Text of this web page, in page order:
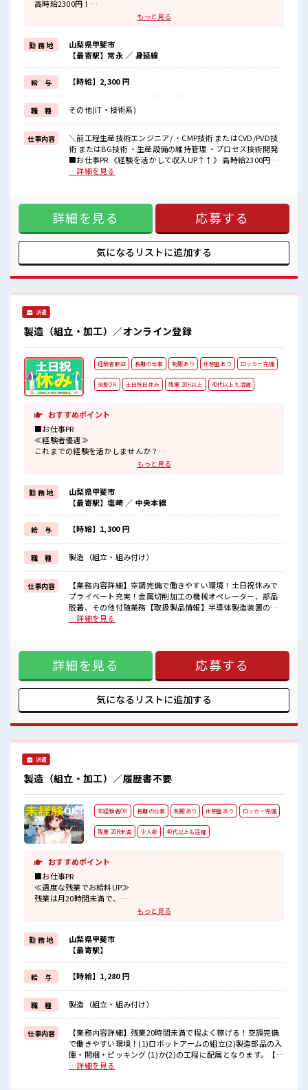
高時給2300円！
経験を活かして働けるのでヤリガイ抜群！
さらにスキルUPしちゃいましょう★
《人気の日勤×土日祝やすみ*》
日勤だけど高時給だから収入も安心！
土日祝休みで友人や家族とも予定が合わせやすい♪
趣味や好きなことにもたくさん使えて、
プライベートも充実★
《通勤なんでもOK*》
車・バイク・自転車など通勤手段はなんでもOK！
無料の駐車場もあります◎
■職場の雰囲気
少人数の職場で働きたい方にオススメ★
毎朝の服装選びがなくてらくちん♪
休憩室・ロッカー完備！
荷物が多くても安心ですね★
もっと見る
勤 務 地
山梨県甲斐市
【最寄駅】常永 ／ 身延線
給 与 【時給】2,300 円
職 種 その他(IT・技術系)
仕事内容
＼前工程生産技術エンジニア/ ・CMP技術 またはCVD/PVD技
術 またはBG技術 ・生産設備の維持管理 ・プロセス技術開発
■お仕事PR 《経験を活かして収入UP↑↑》 高時給2300円！
残業は月20時間未満！ 1日1時間程の残業で無理なくお給料に
日勤だけど高時給だから収入も安心！ 土日祝休みで友人や家
族とも予定が合わせやすい♪ 趣味や好きなことにもたくさん
使えて、 プライベートも充実★ 《通勤なんでもOK*》 車・バ
イク・自転車など通勤手段はなんでもOK！ 無料の駐車場もあ
ります◎ ■職場の雰囲気 少人数の職場で働きたい方にオスス
メ★ 食品会社なのでとても清潔でカイテキに働けます！ 無料
ッカー完備！ 荷物が多くても安心ですね★
…詳細を見る
詳細を見る 応募する
気になるリストに追加する
派遣
製造（組立・加工）／オンライン登録
経験者歓迎 長期の仕事 制服あり 休憩室あり ロッカー完備
染髪OK 土日祝日休み 残業 20H以上 40代以上も活躍
おすすめポイント
■お仕事PR
≪経験者優遇≫
これまでの経験を活かしませんか？
≪残業で稼げる≫
高収入を希望される方にオススメ。
残業は月20時間以上あります♪
≪週休2日制≫
週末は家族や友人と一緒にプライベート満喫！
≪ヘアカラーOKで自由な雰囲気の職場≫
明るすぎたり奇抜でなければ基本的に自由！
(規定有)≪ラクラク制服アリ≫
制服があるので、
毎日の服装の悩み解消♪
≪自分に合った期間で働ける≫
福利厚生が整った派遣のお仕事です！
派手過ぎなければOKだから、
モチベーションもUP！
休憩室で楽しくおしゃべり！
ストレス解消☆
安心してお仕事に集中♪
もっと見る
勤 務 地
山梨県甲斐市
【最寄駅】塩崎 ／ 中央本線
給 与 【時給】1,300 円
職 種 製造（組立・組み付け）
仕事内容
【業務内容詳細】空調完備で働きやすい環境！土日祝休みで
プライベート充実！金属切削加工の機械オペレーター、部品
脱着、その他付随業務【取扱製品情報】半導体製造装置の製
造 ■お仕事PR ≪経験者優遇≫ これまでの経験を活かしません
スメ。 残業は月20時間以上あります♪ ≪週休2日制≫ 週末は
家族や友人と一緒にプライベート満喫！ ≪ヘアカラーOKで自
由な雰囲気の職場≫ 明るすぎたり奇抜でなければ基本的に自
由！ (規定有)≪ラクラク制服アリ≫ 制服があるので、 毎日の
服装の悩み解消♪ ≪自分に合った期間で働ける≫ 福利厚生が
整った派遣のお仕事です！ ■職場の雰囲気 髪型・髪色自由♪
で楽しくおしゃべり！ ストレス解消☆ ロッカーあり！ 安心し
てお仕事に集中♪
…詳細を見る
詳細を見る 応募する
気になるリストに追加する
派遣
製造（組立・加工）／履歴書不要
未経験者OK 長期の仕事 制服あり 休憩室あり ロッカー完備
残業 20H未満 少人数 40代以上も活躍
おすすめポイント
■お仕事PR
≪適度な残業でお給料UP≫
残業は月20時間未満で、
制服があるので、
毎日の服装の悩み解消♪
≪初めての仕事だけど自分にもできそう≫
新しいことにチャレンジするのは不安だけど、
しっかり働く環境が整っています！
イチからスキルUP・ステップUP目指していきましょう！
≪自分に向いている仕事が探せる≫
困った事などがあれば、
担当がしっかりサポートします！
■職場の雰囲気
少人数ですぐに馴染むことができそう♪
アットホームな環境☆
もっと見る
勤 務 地
山梨県甲斐市
【最寄駅】
給 与 【時給】1,280 円
職 種 製造（組立・組み付け）
仕事内容
【業務内容詳細】残業20時間未満で程よく稼げる！空調完備
で働きやすい環境！(1)ロボットアームの組立(2)製造部品の入
庫・開梱・ピッキング (1)か(2)の工程に配属となります。【取
扱製品情報】ロボットアーム ■お仕事PR ≪適度な残業でお給
…詳細を見る